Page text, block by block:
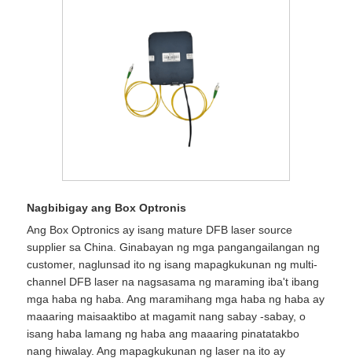
Nagbibigay ang Box Optronis
Ang Box Optronics ay isang mature DFB laser source
supplier sa China. Ginabayan ng mga pangangailangan ng
customer, naglunsad ito ng isang mapagkukunan ng multi-
channel DFB laser na nagsasama ng maraming iba't ibang
mga haba ng haba. Ang maramihang mga haba ng haba ay
maaaring maisaaktibo at magamit nang sabay -sabay, o
isang haba lamang ng haba ang maaaring pinatatakbo
nang hiwalay. Ang mapagkukunan ng laser na ito ay